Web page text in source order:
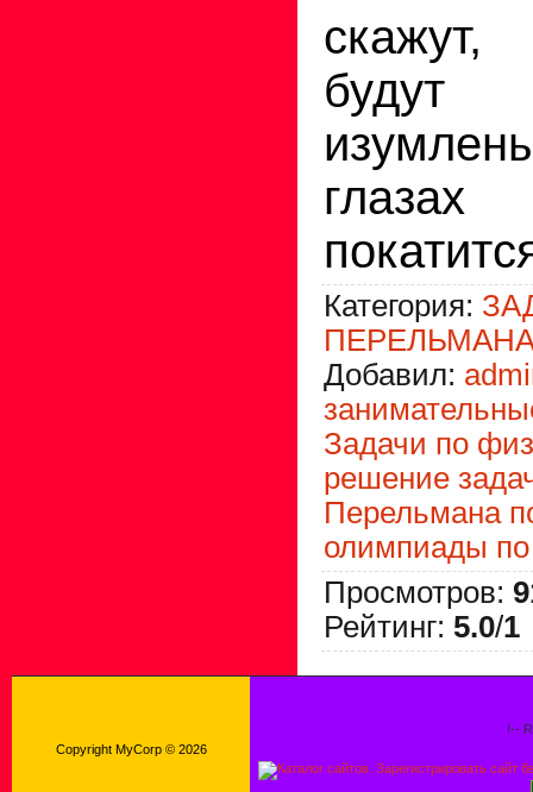
Категория:
Добавил:
Задачи по
решение
Перельмана
олимпиады
Просмотров:
Рейтинг: 5.0/1
Copyright MyCorp © 2026
!--